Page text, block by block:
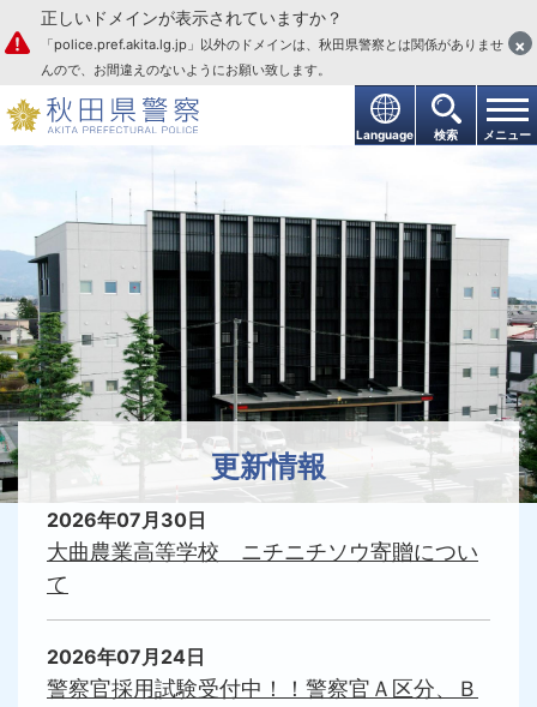
本文へ
Language 検索 メニュー
正しいドメインが表示されていますか？
「police.pref.akita.lg.jp」以外のドメインは、秋田県警察とは関係がありませ
んので、お間違えのないようにお願い致します。
×
大仙警察署 更新情報
2026年07月30日
大曲農業高等学校 ニチニチソウ寄贈につい
て
2026年07月24日
警察官採用試験受付中！！警察官Ａ区分、Ｂ